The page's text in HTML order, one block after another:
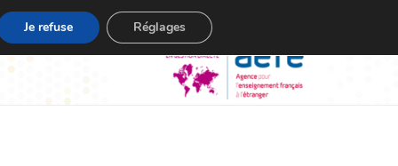
Je refuse Réglages